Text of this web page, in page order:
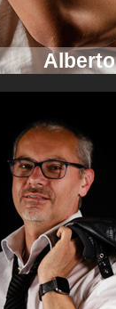
Alberto